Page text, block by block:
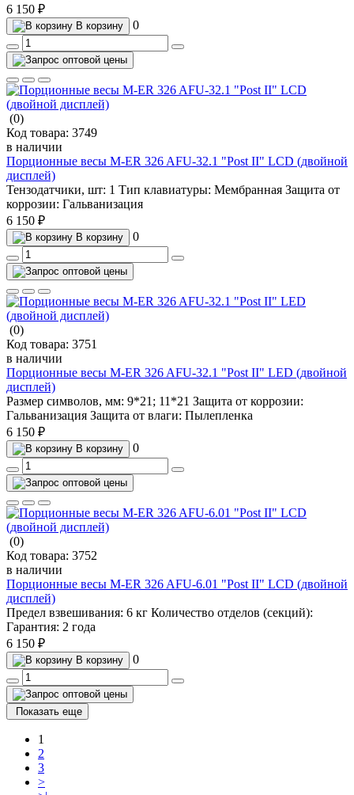
6 150 ₽
В корзину 0
(0)
Код товара: 3749
в наличии
Порционные весы M-ER 326 AFU-32.1 "Post II" LCD (двойной
дисплей)
Тензодатчики, шт: 1 Тип клавиатуры: Мембранная Защита от
коррозии: Гальванизация
6 150 ₽
В корзину 0
(0)
Код товара: 3751
в наличии
Порционные весы M-ER 326 AFU-32.1 "Post II" LED (двойной
дисплей)
Размер символов, мм: 9*21; 11*21 Защита от коррозии:
Гальванизация Защита от влаги: Пылепленка
6 150 ₽
В корзину 0
(0)
Код товара: 3752
в наличии
Порционные весы M-ER 326 AFU-6.01 "Post II" LCD (двойной
дисплей)
Предел взвешивания: 6 кг Количество отделов (секций):
Гарантия: 2 года
6 150 ₽
В корзину 0
Показать еще
1
2
3
>